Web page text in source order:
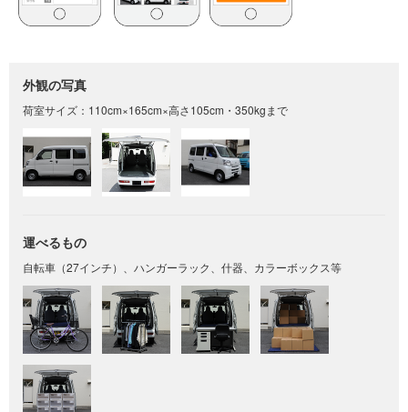
外観の写真
荷室サイズ：110cm×165cm×高さ105cm・350kgまで
運べるもの
自転車（27インチ）、ハンガーラック、什器、カラーボックス等